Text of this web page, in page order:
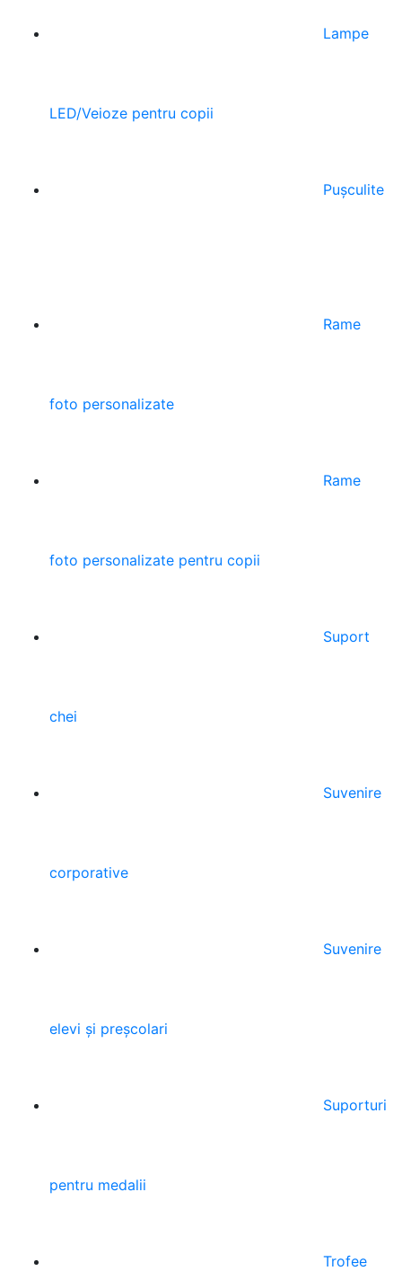
Lampe
LED/Veioze pentru copii
Pușculite
Rame
foto personalizate
Rame
foto personalizate pentru copii
Suport
chei
Suvenire
corporative
Suvenire
elevi și preșcolari
Suporturi
pentru medalii
Trofee